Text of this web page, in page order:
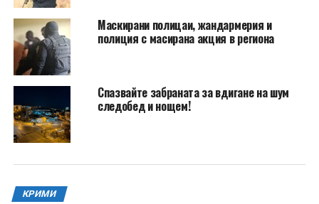
Маскирани полицаи, жандармерия и
полиция с масирана акция в региона
Спазвайте забраната за вдигане на шум
следобед и нощем!
КРИМИ